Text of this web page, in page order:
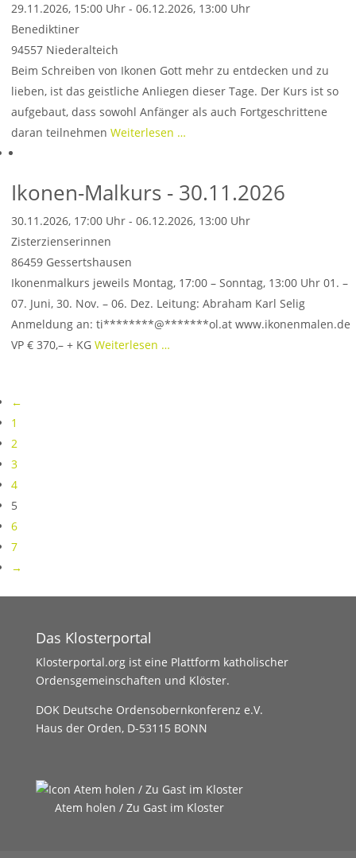
29.11.2026, 15:00 Uhr - 06.12.2026, 13:00 Uhr
Benediktiner
94557 Niederalteich
Beim Schreiben von Ikonen Gott mehr zu entdecken und zu
lieben, ist das geistliche Anliegen dieser Tage. Der Kurs ist so
aufgebaut, dass sowohl Anfänger als auch Fortgeschrittene
daran teilnehmen Weiterlesen …
Ikonen-Malkurs - 30.11.2026
30.11.2026, 17:00 Uhr - 06.12.2026, 13:00 Uhr
Zisterzienserinnen
86459 Gessertshausen
Ikonenmalkurs jeweils Montag, 17:00 – Sonntag, 13:00 Uhr 01. –
07. Juni, 30. Nov. – 06. Dez. Leitung: Abraham Karl Selig
Anmeldung an: ti********@*******ol.at www.ikonenmalen.de
VP € 370,– + KG Weiterlesen …
←
1
2
3
4
5
6
7
→
Das Klosterportal
Klosterportal.org ist eine Plattform katholischer
Ordensgemeinschaften und Klöster.
DOK Deutsche Ordensobernkonferenz e.V.
Haus der Orden, D-53115 BONN
Atem holen / Zu Gast im Kloster